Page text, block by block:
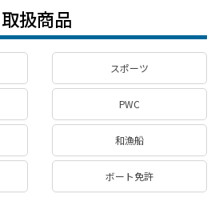
取扱商品
スポーツ
PWC
和漁船
ボート免許